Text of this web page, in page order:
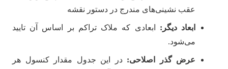
عقب نشینی‌های مندرج در دستور نقشه
ابعاد دیگر: ابعادی که ملاک تراکم بر اساس آن تایید
می‌شود.
عرض گذر اصلاحی: در این جدول مقدار کنسول هر